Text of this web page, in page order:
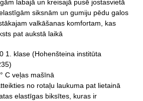
labajā un kreisajā pusē jostasvietā
siksnām un gumiju pēdu galos
valkāšanas komfortam, kas
pat aukstā laikā
1. klase (Hohenšteina institūta
C veļas mašīnā
no rotaļu laukuma pat lietainā
elastīgas biksītes, kuras ir